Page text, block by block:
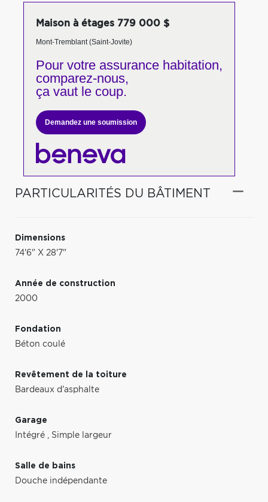
Maison à étages 779 000 $
Mont-Tremblant (Saint-Jovite)
Pour votreassurance habitation,
comparez-nous,
ça vaut le coup.
Demandez une soumission
PARTICULARITÉS DU BÂTIMENT
Dimensions
74'6" X 28'7"
Année de construction
2000
Fondation
Béton coulé
Revêtement de la toiture
Bardeaux d'asphalte
Garage
Intégré , Simple largeur
Salle de bains
Douche indépendante